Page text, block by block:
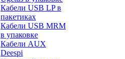
Кабели USB LP в
пакетиках
Кабели USB MRM
в упаковке
Кабели AUX
Deespi